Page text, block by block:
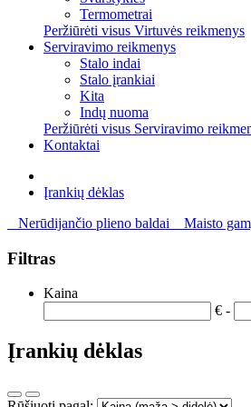
Termometrai
Peržiūrėti visus Virtuvės reikmenys
Serviravimo reikmenys
Stalo indai
Stalo įrankiai
Kita
Indų nuoma
Peržiūrėti visus Serviravimo
Kontaktai
Įrankių dėklas
Nerūdijančio plieno baldai
Maisto
Filtras
Kaina
€ -
Įrankių dėklas